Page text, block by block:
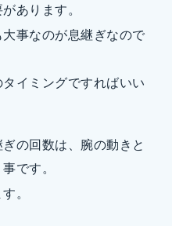
あります。
事なのが息継ぎなので
イミングですればいい
の回数は、腕の動きと
です。
。